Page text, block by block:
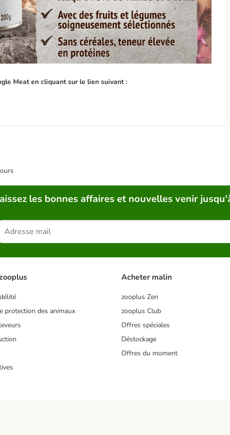
Meat en cliquant sur le lien suivant :
les bonnes affaires et nouvelles venir
protection des animaux
Acheter malin
zooplus Zen
zooplus Club
Offres spéciales
Déstockage
Offres du moment